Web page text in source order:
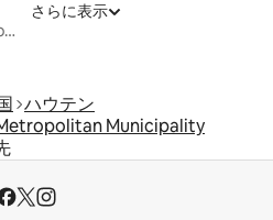
City of Johannesburg Metropolitan Municipality
さらに表示
ハウテン
Municipality